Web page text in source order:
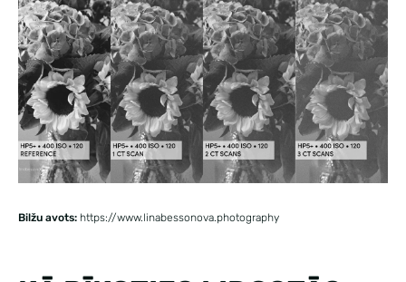
Bilžu avots: https://www.linabessonova.photography